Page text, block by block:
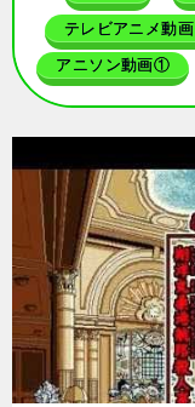
テレビアニメ動画
アニソン動画①